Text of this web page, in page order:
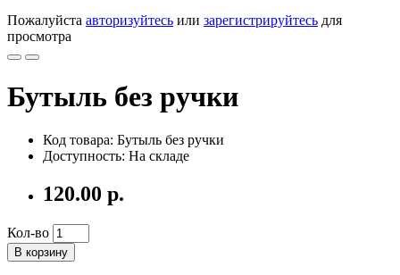
Пожалуйста авторизуйтесь или зарегистрируйтесь для
просмотра
Бутыль без ручки
Код товара: Бутыль без ручки
Доступность: На складе
120.00 р.
Кол-во
В корзину